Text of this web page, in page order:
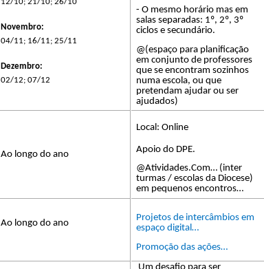
Novembro:
04/11; 16/11; 25/11
Dezembro:
02/12; 07/12
- ​​O mesmo horário mas em
salas separadas: 1º, 2º, 3º
ciclos ​​e secundário.
@(espaço para planificação
em conjunto de professores
que se encontram sozinhos
numa escola, ou que
pretendam ajudar ou ser
ajudados)
Ao longo do ano
Local: Online
Apoio do DPE.
@Atividades.Com… (inter
turmas / escolas da Diocese)
em pequenos encontros…
Ao longo do ano
Projetos ​​de intercâmbios em
espaço digital…
Promoção das ações…